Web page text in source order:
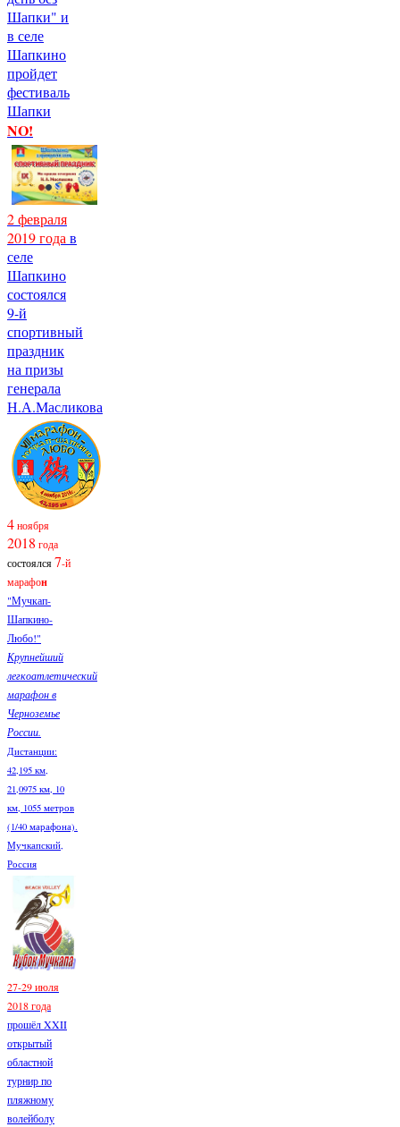
Шапки" и
в селе
Шапкино
пройдет
фестиваль
Шапки
NO!
2 февраля
2019 года в
селе
Шапкино
состоялся
9-й
спортивный
праздник
на призы
генерала
Н.А.Масликова
4ноября
2018 года
состоялся7-й
марафон
"Мучкап-
Шапкино-
Любо!"
Крупнейший
легкоатлетический
марафон в
Черноземье
России.
Дистанции:
42,195 км,
21,0975 км, 10
км, 1055 метров
(1/40 марафона).
Мучкапский,
Россия
27-29 июля
2018 года
прошёл XXII
открытый
областной
турнир по
пляжному
волейболу